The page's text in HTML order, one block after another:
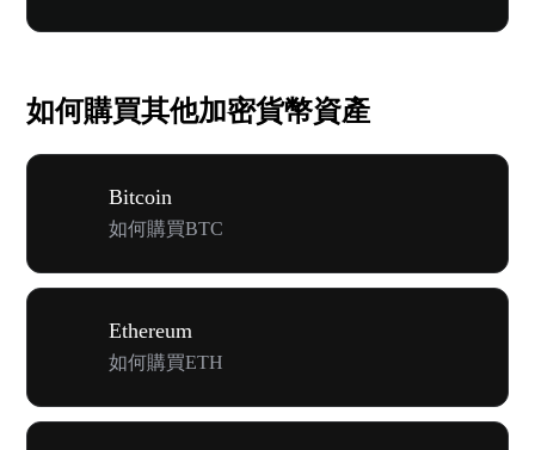
如何購買其他加密貨幣資產
Bitcoin
如何購買BTC
Ethereum
如何購買ETH